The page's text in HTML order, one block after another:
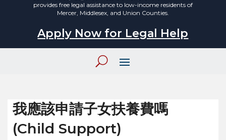
provides free legal assistance to low-income residents of
Mercer, Middlesex, and Union Counties.
Apply Now for Legal Help
我應該申請子女扶養費嗎
(Child Support)